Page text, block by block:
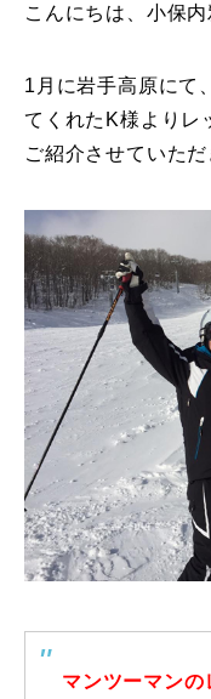
宮城山形
岩手高原
白馬五竜FA
レッスンテーマから
初級1
初級2
中級1
中級2
特別講座
PV
講師から選ぶ
インストラクター募集
こんにちは、小保内
1月に岩手高原にて
てくれたK様よりレ
ご紹介させていただ
マンツーマンの